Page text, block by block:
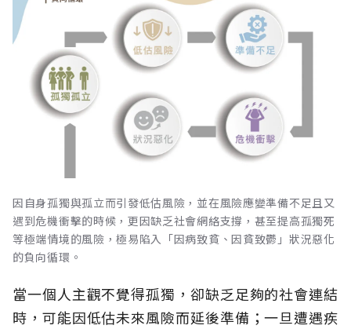
因自身孤獨與孤立而引發低估風險，並在風險應變準備不足且又
遇到危機衝擊的時候，更因缺乏社會網絡支撐，甚至提高孤獨死
等極端情境的風險，極易陷入「因病致貧、因貧致鬱」狀況惡化
的負向循環。
當一個人主觀不覺得孤獨，卻缺乏足夠的社會連結
時，可能因低估未來風險而延後準備；一旦遭遇疾